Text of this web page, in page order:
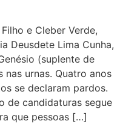
e Cleber Verde,
Deusdete Lima Cunha,
(suplente de
nas urnas. Quatro anos
se declaram pardos.
de candidaturas segue
que pessoas […]